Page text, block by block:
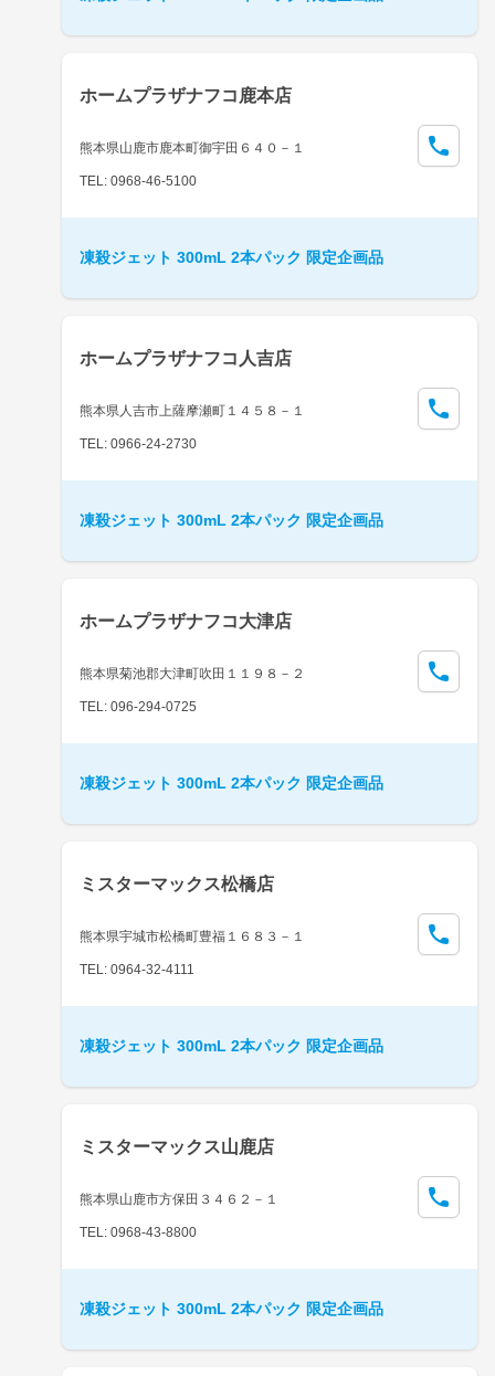
ホームプラザナフコ鹿本店
熊本県山鹿市鹿本町御宇田６４０－１
TEL: 0968-46-5100
凍殺ジェット 300mL 2本パック 限定企画品
ホームプラザナフコ人吉店
熊本県人吉市上薩摩瀬町１４５８－１
TEL: 0966-24-2730
凍殺ジェット 300mL 2本パック 限定企画品
ホームプラザナフコ大津店
熊本県菊池郡大津町吹田１１９８－２
TEL: 096-294-0725
凍殺ジェット 300mL 2本パック 限定企画品
ミスターマックス松橋店
熊本県宇城市松橋町豊福１６８３－１
TEL: 0964-32-4111
凍殺ジェット 300mL 2本パック 限定企画品
ミスターマックス山鹿店
熊本県山鹿市方保田３４６２－１
TEL: 0968-43-8800
凍殺ジェット 300mL 2本パック 限定企画品